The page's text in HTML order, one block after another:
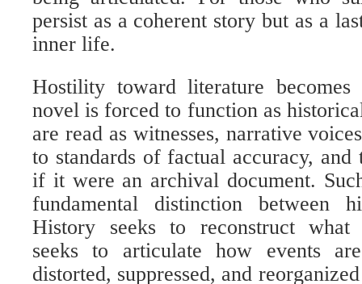
persist as a coherent story but as a
inner life.
Hostility toward literature
novel is forced to function as
are read as witnesses, narrative
to standards of factual accuracy, and
if it were an archival document.
fundamental distinction between
History seeks to reconstruct what
seeks to articulate how events
distorted, suppressed, and